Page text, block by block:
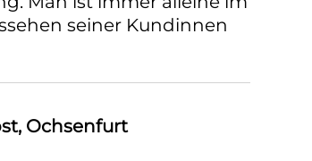
seiner Kundinnen
Ochsenfurt